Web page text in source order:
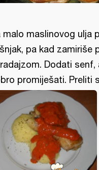
malo maslinovog ulja
pa kad zamiriše
Dodati senf,
promiješati. Preliti